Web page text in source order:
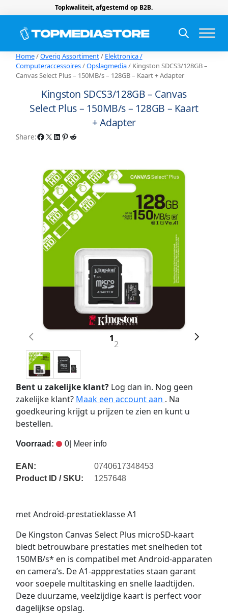
Topkwaliteit, afgestemd op B2B.
Home/Overig Assortiment/ Elektronica /
Computeraccessoires/Opslagmedia/ Kingston SDCS3/128GB –
Canvas Select Plus – 150MB/s – 128GB – Kaart + Adapter
Kingston SDCS3/128GB – Canvas
Select Plus – 150MB/s – 128GB – Kaart
+ Adapter
Share:Facebook X LinkedIn Pinterest Reddit
1
2
Bent u zakelijke klant?Log dan in. Nog geen
zakelijke klant? Maak een account aan . Na
goedkeuring krijgt u prijzen te zien en kunt u
bestellen.
Voorraad: 0| Meer info
EAN:
0740617348453
Product ID / SKU:
1257648
met Android-prestatieklasse A1
De Kingston Canvas Select Plus microSD-kaart
biedt betrouwbare prestaties met snelheden tot
150MB/s* en is compatibel met Android-apparaten
en camera’s. De A1-appprestaties staan garant
voor soepele multitasking en snelle laadtijden.
Deze duurzame, veelzijdige kaart is perfect voor
dagelijkse opslag.